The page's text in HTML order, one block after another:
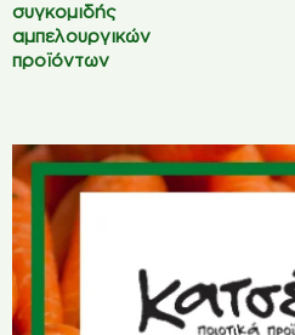
συγκομιδής
αμπελουργικών
προϊόντων